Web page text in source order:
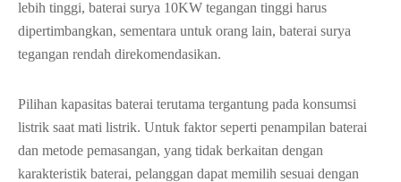
lebih tinggi, baterai surya 10KW tegangan tinggi harus
dipertimbangkan, sementara untuk orang lain, baterai surya
tegangan rendah direkomendasikan.
Pilihan kapasitas baterai terutama tergantung pada konsumsi
listrik saat mati listrik. Untuk faktor seperti penampilan baterai
dan metode pemasangan, yang tidak berkaitan dengan
karakteristik baterai, pelanggan dapat memilih sesuai dengan